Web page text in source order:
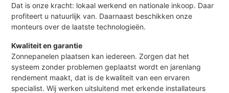
Dat is onze kracht: lokaal werkend en nationale inkoop. Daar
profiteert u natuurlijk van. Daarnaast beschikken onze
monteurs over de laatste technologieën.
Kwaliteit en garantie
Zonnepanelen plaatsen kan iedereen. Zorgen dat het
systeem zonder problemen geplaatst wordt en jarenlang
rendement maakt, dat is de kwaliteit van een ervaren
specialist. Wij werken uitsluitend met erkende installateurs